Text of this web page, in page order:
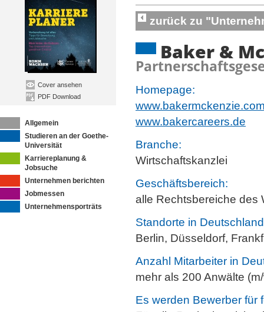
Cover ansehen
PDF Download
Allgemein
Studieren an der Goethe-
Universität
Karriereplanung &
Jobsuche
Unternehmen berichten
Jobmessen
Unternehmensporträts
zurück zu
Baker &
Homepage:
www.bakercareers.de
Branche:
Wirtschaftskanzlei
Geschäftsbereich:
alle Rechtsbereiche des
Standorte in
Berlin, Düsseldorf,
Anzahl Mitarbeiter in
mehr als 200 Anwälte
Es werden Bewerber für